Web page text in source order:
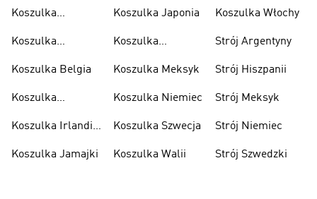
Koszulka
Koszulka
Koszulka Belgia
Koszulka
Koszulka Irlandii
Koszulka Jamajki
Koszulka Japonia
Koszulka
Koszulka Meksyk
Koszulka Niemiec
Koszulka Szwecja
Koszulka Walii
Koszulka Włochy
Strój Argentyny
Strój Hiszpanii
Strój Meksyk
Strój Niemiec
Strój Szwedzki